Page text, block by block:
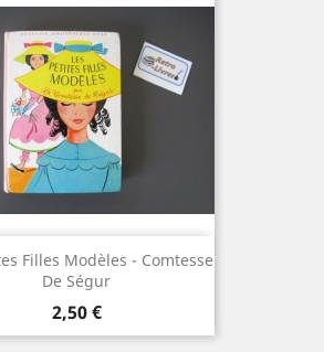
Filles Modèles - Comtesse
De Ségur
Prix
2,50 €